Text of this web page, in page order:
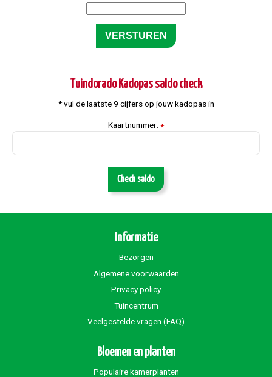
Tuindorado Kadopas saldo check
* vul de laatste 9 cijfers op jouw kadopas in
Kaartnummer: *
Check saldo
Informatie
Bezorgen
Algemene voorwaarden
Privacy policy
Tuincentrum
Veelgestelde vragen (FAQ)
Bloemen en planten
Populaire kamerplanten